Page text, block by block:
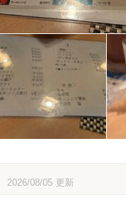
2026/08/05 更新